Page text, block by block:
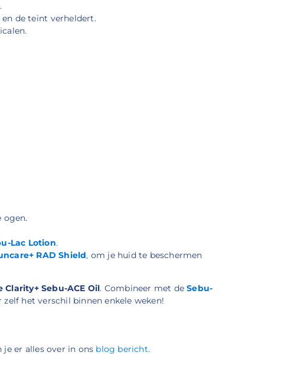
de teint verheldert.
ogen.
Lac Lotion.
RAD Shield, om je huid te beschermen
Clarity+ Sebu-ACE Oil. Combineer met deSebu-
zelf het verschil binnen enkele weken!
er alles over in ons blog bericht.